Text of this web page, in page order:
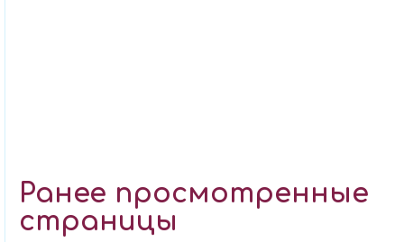
Ранее просмотренные
страницы